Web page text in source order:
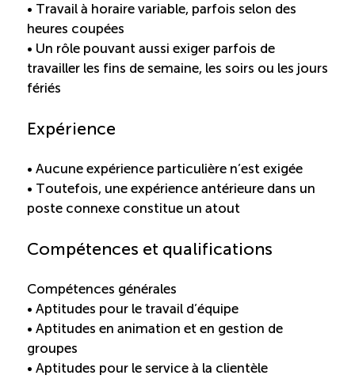
Chantier sur la saisonnalité
Bassins de main-d’oeuvre diversifiés
Catalogue de formations en ligne
TOURISME
INFOLETTRE
Facebook
LinkedInVimeo
• Travail à horaire variable, parfois selon des
heures coupées
• Un rôle pouvant aussi exiger parfois de
travailler les fins de semaine, les soirs ou les jours
fériés
Expérience
• Aucune expérience particulière n’est exigée
• Toutefois, une expérience antérieure dans un
poste connexe constitue un atout
Compétences et qualifications
Compétences générales
• Aptitudes pour le travail d’équipe
• Aptitudes en animation et en gestion de
groupes
• Aptitudes pour le service à la clientèle